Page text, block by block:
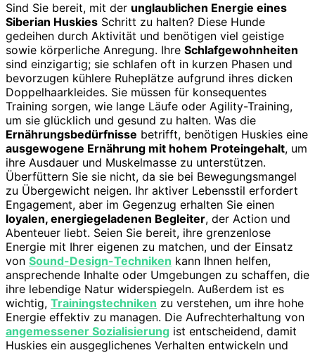
Sind Sie bereit, mit der unglaublichen Energie eines
Siberian Huskies Schritt zu halten? Diese Hunde
gedeihen durch Aktivität und benötigen viel geistige
sowie körperliche Anregung. Ihre Schlafgewohnheiten
sind einzigartig; sie schlafen oft in kurzen Phasen und
bevorzugen kühlere Ruheplätze aufgrund ihres dicken
Doppelhaarkleides. Sie müssen für konsequentes
Training sorgen, wie lange Läufe oder Agility-Training,
um sie glücklich und gesund zu halten. Was die
Ernährungsbedürfnisse betrifft, benötigen Huskies eine
ausgewogene Ernährung mit hohem Proteingehalt, um
ihre Ausdauer und Muskelmasse zu unterstützen.
Überfüttern Sie sie nicht, da sie bei Bewegungsmangel
zu Übergewicht neigen. Ihr aktiver Lebensstil erfordert
Engagement, aber im Gegenzug erhalten Sie einen
loyalen, energiegeladenen Begleiter, der Action und
Abenteuer liebt. Seien Sie bereit, ihre grenzenlose
Energie mit Ihrer eigenen zu matchen, und der Einsatz
von Sound-Design-Techniken kann Ihnen helfen,
ansprechende Inhalte oder Umgebungen zu schaffen, die
ihre lebendige Natur widerspiegeln. Außerdem ist es
wichtig, Trainingstechniken zu verstehen, um ihre hohe
Energie effektiv zu managen. Die Aufrechterhaltung von
angemessener Sozialisierung ist entscheidend, damit
Huskies ein ausgeglichenes Verhalten entwickeln und